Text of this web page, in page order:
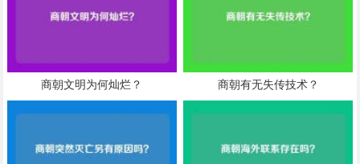
商朝文明为何灿烂？ 商朝有无失传技术？